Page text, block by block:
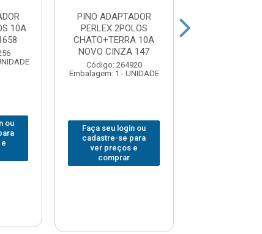
10A
ou
PINO ADAPTADOR
PERLEX 2POLOS
CHATO+TERRA 10A
NOVO CINZA 147
Código: 264920
Embalagem: 1 - UNIDADE
Faça seu login ou
cadastre-se para
ver preços e
comprar